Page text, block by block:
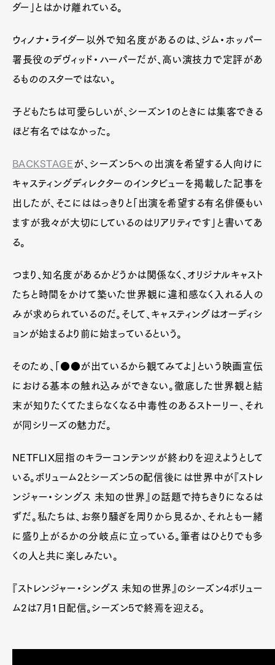
Product Culture Lifestyle
ダー」とはかけ離れている。
ウィノナ・ライダー以外で知名度があるのは、ジム・ホッパー
署長役のデヴィッド・ハーパーだが、高い演技力で定評があ
るもののスターではない。
子どもたちは可愛らしいが、シーズン1のときには集客できる
ほど有名ではなかった。
BACKSTAGE が、シーズン5への出演を希望する人向けに
キャスティングディレクターのインタビューを掲載した記事を
出したが、そこにははっきりと「出演を希望する有名俳優もい
ますが我々が大切にしているのはリアリティです」と書いてあ
る。
つまり、知名度があるかどうかは関係なく、オリジナルキャスト
たちと時間をかけて築いた世界観に違和感なく入れる人の
みが求められているのだ。そして、キャスティングはオーディシ
ョンが始まるより前に始まっているという。
そのため、「●●が出ているから観てみてよ」という映画宣伝
における基本の触れ込みができない。徹底した世界観と結
末が知りたくてたまらなくなる中毒性のあるストーリー、それ
が同シリーズの魅力だ。
NETFLIX屈指のキラーコンテンツが終わりを迎えようとして
いる。ボリューム2とシーズン5の配信後には世界中が『ストレ
ンジャー・シングス 未知の世界』の話題で持ちきりになるは
ずだ。私たちは、お祭り騒ぎを周りから見るか、それとも一緒
に盛り上がるかの分岐点に立っている。筆者はひとりでも多
くの人と共に楽しみたい。
『ストレンジャー・シングス 未知の世界』のシーズン4ボリュー
ム2は7月1日配信。シーズン5で終焉を迎える。